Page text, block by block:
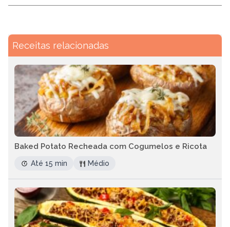
Receitas relacionadas
Baked Potato Recheada com Cogumelos e Ricota
Até 15 min Médio